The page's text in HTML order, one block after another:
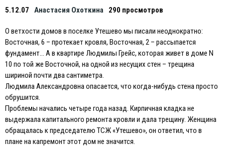
5.12.07 Анастасия Охоткина 290 просмотров
О ветхости домов в поселке Утешево мы писали неоднократно:
Восточная, 6 – протекает кровля, Восточная, 2 – рассыпается
фундамент… А в квартире Людмилы Грейс, которая живет в доме N
10 по той же Восточной, на одной из несущих стен – трещина
шириной почти два сантиметра.
Людмила Александровна опасается, что когда-нибудь стена просто
обрушится.
Проблемы начались четыре года назад. Кирпичная кладка не
выдержала капитального ремонта кровли и дала трещину. Женщина
обращалась к председателю ТСЖ «Утешево», он ответил, что в
плане на капремонт этот дом не значится.